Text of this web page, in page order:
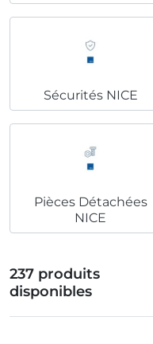
Sécurités NICE
Pièces Détachées
NICE
237 produits
disponibles